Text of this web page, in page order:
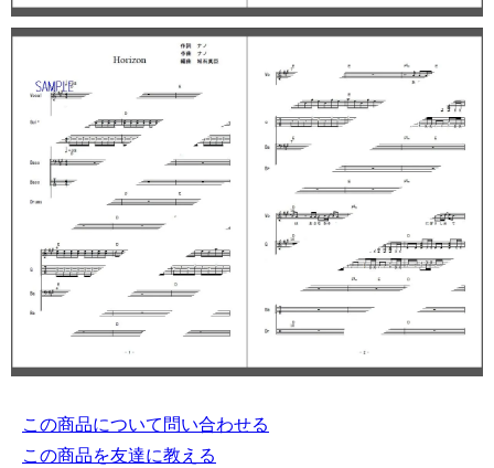
この商品について問い合わせる
この商品を友達に教える